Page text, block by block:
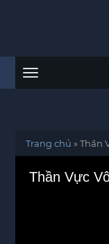
Menu
Trang chủ »Thần
Thần Vực